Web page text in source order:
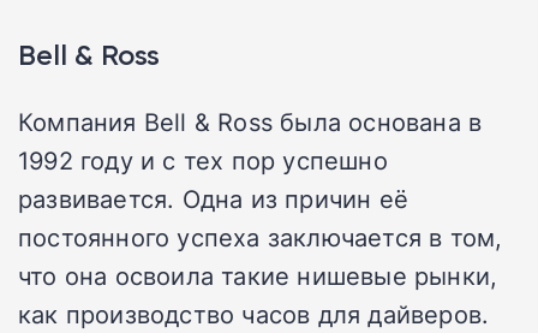
Bell & Ross
Компания Bell & Ross была основана в
1992 году и с тех пор успешно
развивается. Одна из причин её
постоянного успеха заключается в том,
что она освоила такие нишевые рынки,
как производство часов для дайверов.